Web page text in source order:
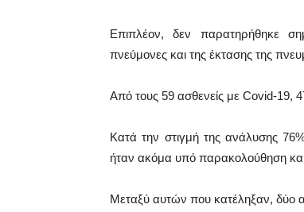
Επιπλέον, δεν παρατηρήθηκε
πνεύμονες και της έκτασης της
Από τους 59 ασθενείς με Covid-
Κατά την στιγμή της ανάλυσης
ήταν ακόμα υπό παρακολούθηση
Μεταξύ αυτών που κατέληξαν, δύο